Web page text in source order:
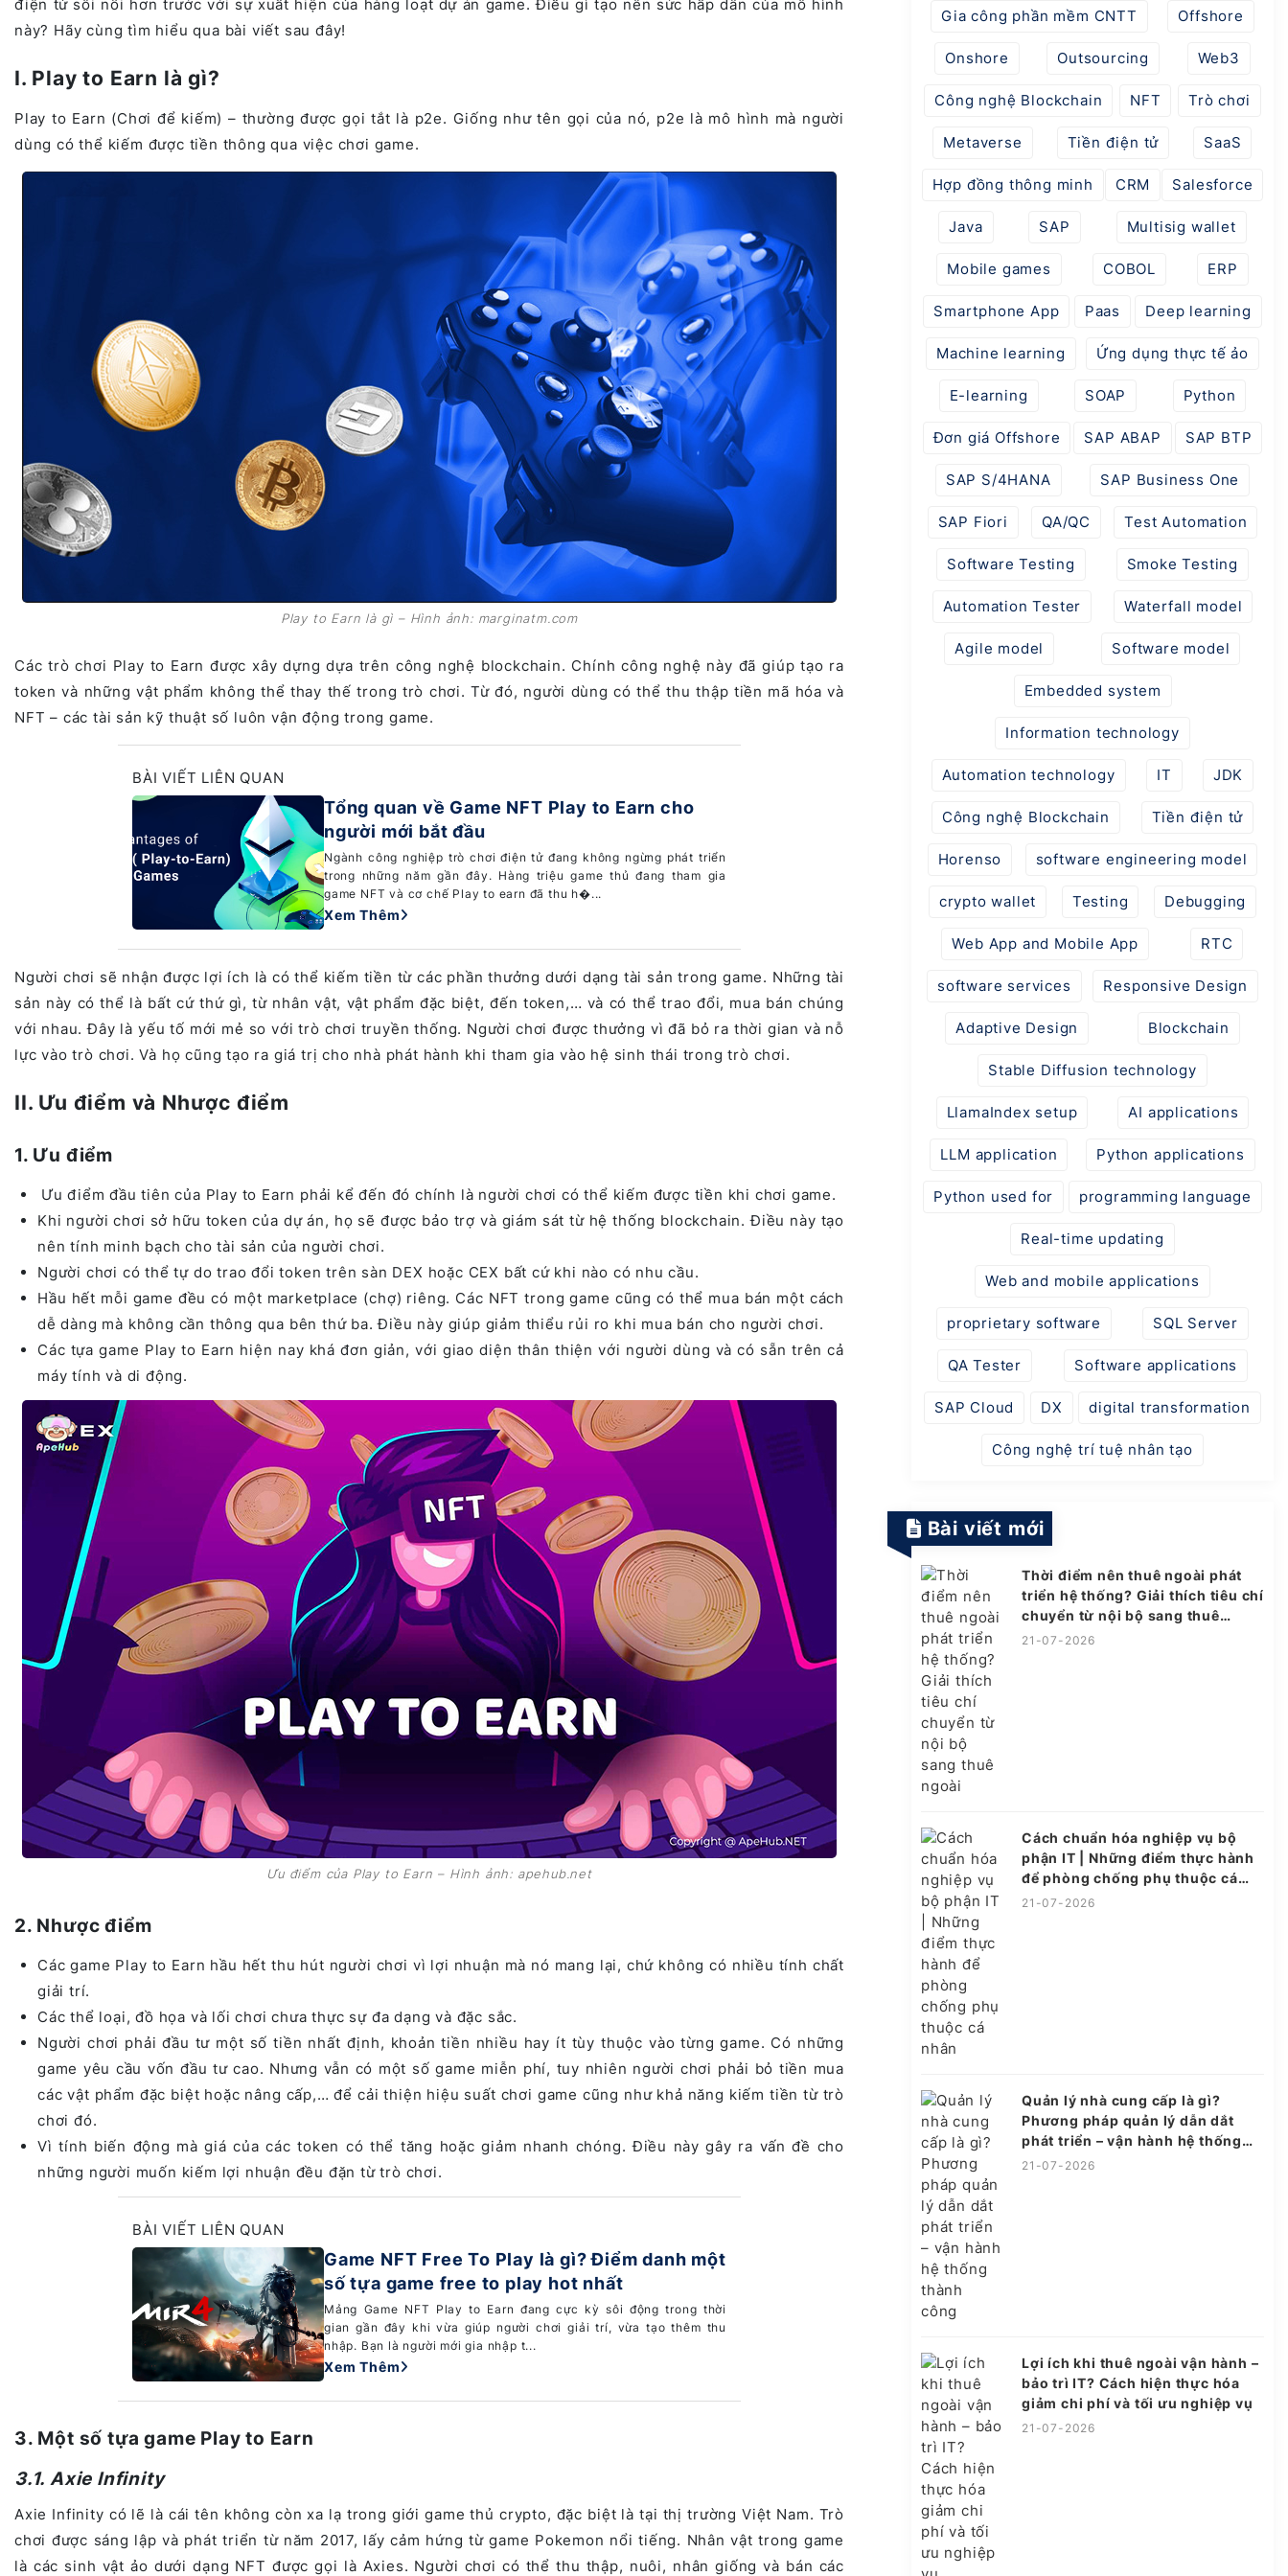
điện tử sôi nổi hơn trước với sự xuất hiện của hàng loạt dự án game. Điều gì tạo nên sức hấp dẫn của mô hình
này? Hãy cùng tìm hiểu qua bài viết sau đây!
I. Play to Earn là gì?
Play to Earn (Chơi để kiếm) – thường được gọi tắt là p2e. Giống như tên gọi của nó, p2e là mô hình mà người
dùng có thể kiếm được tiền thông qua việc chơi game.
Play to Earn là gì – Hình ảnh: marginatm.com
Các trò chơi Play to Earn được xây dựng dựa trên công nghệ blockchain. Chính công nghệ này đã giúp tạo ra
token và những vật phẩm không thể thay thế trong trò chơi. Từ đó, người dùng có thể thu thập tiền mã hóa và
NFT – các tài sản kỹ thuật số luôn vận động trong game.
BÀI VIẾT LIÊN QUAN
Tổng quan về Game NFT Play to Earn cho
người mới bắt đầu
Ngành công nghiệp trò chơi điện tử đang không ngừng phát triển
trong những năm gần đây. Hàng triệu game thủ đang tham gia
game NFT và cơ chế Play to earn đã thu h�...
Xem Thêm
Người chơi sẽ nhận được lợi ích là có thể kiếm tiền từ các phần thưởng dưới dạng tài sản trong game. Những tài
sản này có thể là bất cứ thứ gì, từ nhân vật, vật phẩm đặc biệt, đến token,… và có thể trao đổi, mua bán chúng
với nhau. Đây là yếu tố mới mẻ so với trò chơi truyền thống. Người chơi được thưởng vì đã bỏ ra thời gian và nỗ
lực vào trò chơi. Và họ cũng tạo ra giá trị cho nhà phát hành khi tham gia vào hệ sinh thái trong trò chơi.
II. Ưu điểm và Nhược điểm
1. Ưu điểm
Ưu điểm đầu tiên của Play to Earn phải kể đến đó chính là người chơi có thể kiếm được tiền khi chơi game.
Khi người chơi sở hữu token của dự án, họ sẽ được bảo trợ và giám sát từ hệ thống blockchain. Điều này tạo
nên tính minh bạch cho tài sản của người chơi.
Người chơi có thể tự do trao đổi token trên sàn DEX hoặc CEX bất cứ khi nào có nhu cầu.
Hầu hết mỗi game đều có một marketplace (chợ) riêng. Các NFT trong game cũng có thể mua bán một cách
dễ dàng mà không cần thông qua bên thứ ba. Điều này giúp giảm thiểu rủi ro khi mua bán cho người chơi.
Các tựa game Play to Earn hiện nay khá đơn giản, với giao diện thân thiện với người dùng và có sẵn trên cả
máy tính và di động.
Ưu điểm của Play to Earn – Hình ảnh: apehub.net
2. Nhược điểm
Các game Play to Earn hầu hết thu hút người chơi vì lợi nhuận mà nó mang lại, chứ không có nhiều tính chất
giải trí.
Các thể loại, đồ họa và lối chơi chưa thực sự đa dạng và đặc sắc.
Người chơi phải đầu tư một số tiền nhất định, khoản tiền nhiều hay ít tùy thuộc vào từng game. Có những
game yêu cầu vốn đầu tư cao. Nhưng vẫn có một số game miễn phí, tuy nhiên người chơi phải bỏ tiền mua
các vật phẩm đặc biệt hoặc nâng cấp,… để cải thiện hiệu suất chơi game cũng như khả năng kiếm tiền từ trò
chơi đó.
Vì tính biến động mà giá của các token có thể tăng hoặc giảm nhanh chóng. Điều này gây ra vấn đề cho
những người muốn kiếm lợi nhuận đều đặn từ trò chơi.
BÀI VIẾT LIÊN QUAN
Game NFT Free To Play là gì? Điểm danh một
số tựa game free to play hot nhất
Mảng Game NFT Play to Earn đang cực kỳ sôi động trong thời
gian gần đây khi vừa giúp người chơi giải trí, vừa tạo thêm thu
nhập. Bạn là người mới gia nhập t...
Xem Thêm
3. Một số tựa game Play to Earn
3.1. Axie Infinity
Axie Infinity có lẽ là cái tên không còn xa lạ trong giới game thủ crypto, đặc biệt là tại thị trường Việt Nam. Trò
chơi được sáng lập và phát triển từ năm 2017, lấy cảm hứng từ game Pokemon nổi tiếng. Nhân vật trong game
là các sinh vật ảo dưới dạng NFT được gọi là Axies. Người chơi có thể thu thập, nuôi, nhân giống và bán các
Gia công phần mềm CNTT Offshore
Onshore Outsourcing Web3
Công nghệ Blockchain NFT Trò chơi
Metaverse Tiền điện tử SaaS
Hợp đồng thông minh CRM Salesforce
Java SAP Multisig wallet
Mobile games COBOL ERP
Smartphone App Paas Deep learning
Machine learning Ứng dụng thực tế ảo
E-learning SOAP Python
Đơn giá Offshore SAP ABAP SAP BTP
SAP S/4HANA SAP Business One
SAP Fiori QA/QC Test Automation
Software Testing Smoke Testing
Automation Tester Waterfall model
Agile model Software model
Embedded system
Information technology
Automation technology IT JDK
Công nghệ Blockchain Tiền điện tử
Horenso software engineering model
crypto wallet Testing Debugging
Web App and Mobile App RTC
software services Responsive Design
Adaptive Design Blockchain
Stable Diffusion technology
LlamaIndex setup AI applications
LLM application Python applications
Python used for programming language
Real-time updating
Web and mobile applications
proprietary software SQL Server
QA Tester Software applications
SAP Cloud DX digital transformation
Công nghệ trí tuệ nhân tạo
Bài viết mới
Thời điểm nên thuê ngoài phát
triển hệ thống? Giải thích tiêu chí
chuyển từ nội bộ sang thuê
ngoài
21-07-2026
Cách chuẩn hóa nghiệp vụ bộ
phận IT | Những điểm thực hành
để phòng chống phụ thuộc cá
nhân
21-07-2026
Quản lý nhà cung cấp là gì?
Phương pháp quản lý dẫn dắt
phát triển – vận hành hệ thống
thành công
21-07-2026
Lợi ích khi thuê ngoài vận hành –
bảo trì IT? Cách hiện thực hóa
giảm chi phí và tối ưu nghiệp vụ
21-07-2026